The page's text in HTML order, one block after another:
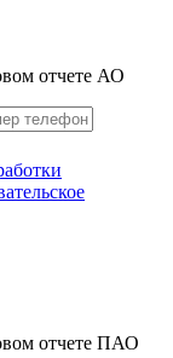
отчете АО
отчете ПАО